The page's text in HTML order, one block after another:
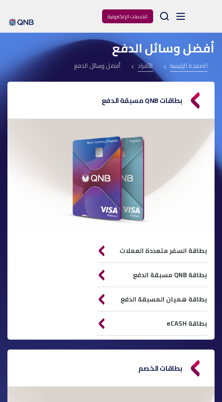
الخدمات الإلكترونية Arama
أفضل وسائل الدفع
الصفحة الرئيسية الأفراد أفضل وسائل الدفع
بطاقات QNB مسبقة الدفع
بطاقة السفر متعددة العملات
بطاقة QNB مسبقة الدفع
بطاقة هميان المسبقة الدفع
بطاقة eCASH
بطاقات الخصم